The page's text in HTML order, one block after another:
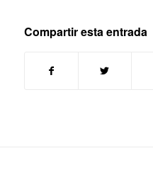
Compartir esta entrada